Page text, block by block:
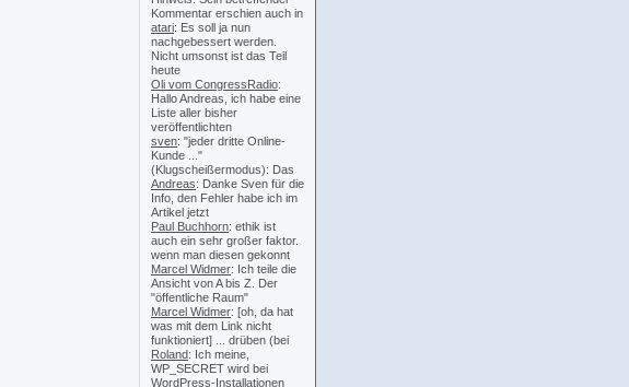
Kommentar erschien auch in
atari: Es soll ja nun
nachgebessert werden.
Nicht umsonst ist das Teil
heute
Oli vom CongressRadio:
Hallo Andreas, ich habe eine
Liste aller bisher
veröffentlichten
sven: "jeder dritte Online-
Kunde ..."
(Klugscheißermodus): Das
Andreas: Danke Sven für die
Info, den Fehler habe ich im
Artikel jetzt
Paul Buchhorn: ethik ist
auch ein sehr großer faktor.
wenn man diesen gekonnt
Marcel Widmer: Ich teile die
Ansicht von A bis Z. Der
"öffentliche Raum"
Marcel Widmer: [oh, da hat
was mit dem Link nicht
funktioniert] ... drüben (bei
Roland: Ich meine,
WP_SECRET wird bei
WordPress-Installationen